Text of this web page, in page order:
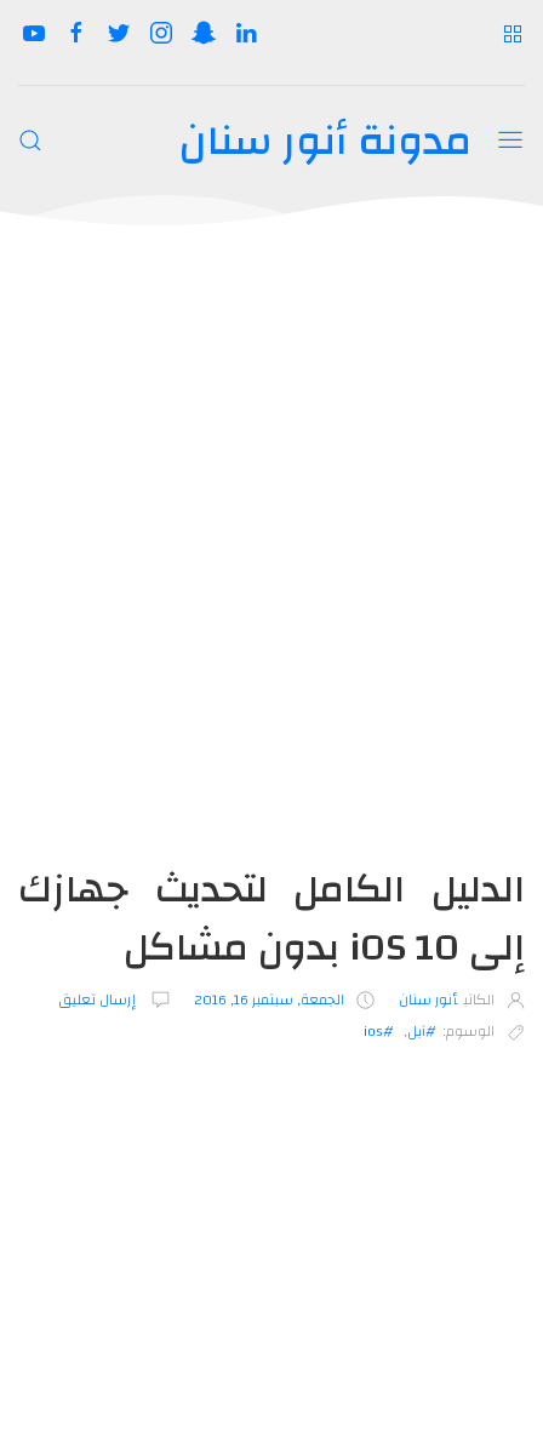
مدونة أنور سنان
الدليل الكامل لتحديث جهازك
إلى iOS 10 بدون مشاكل
الكاتب أنور سنان الجمعة, سبتمبر 16, 2016
إرسال تعليق
الوسوم: #آبل,
#ios